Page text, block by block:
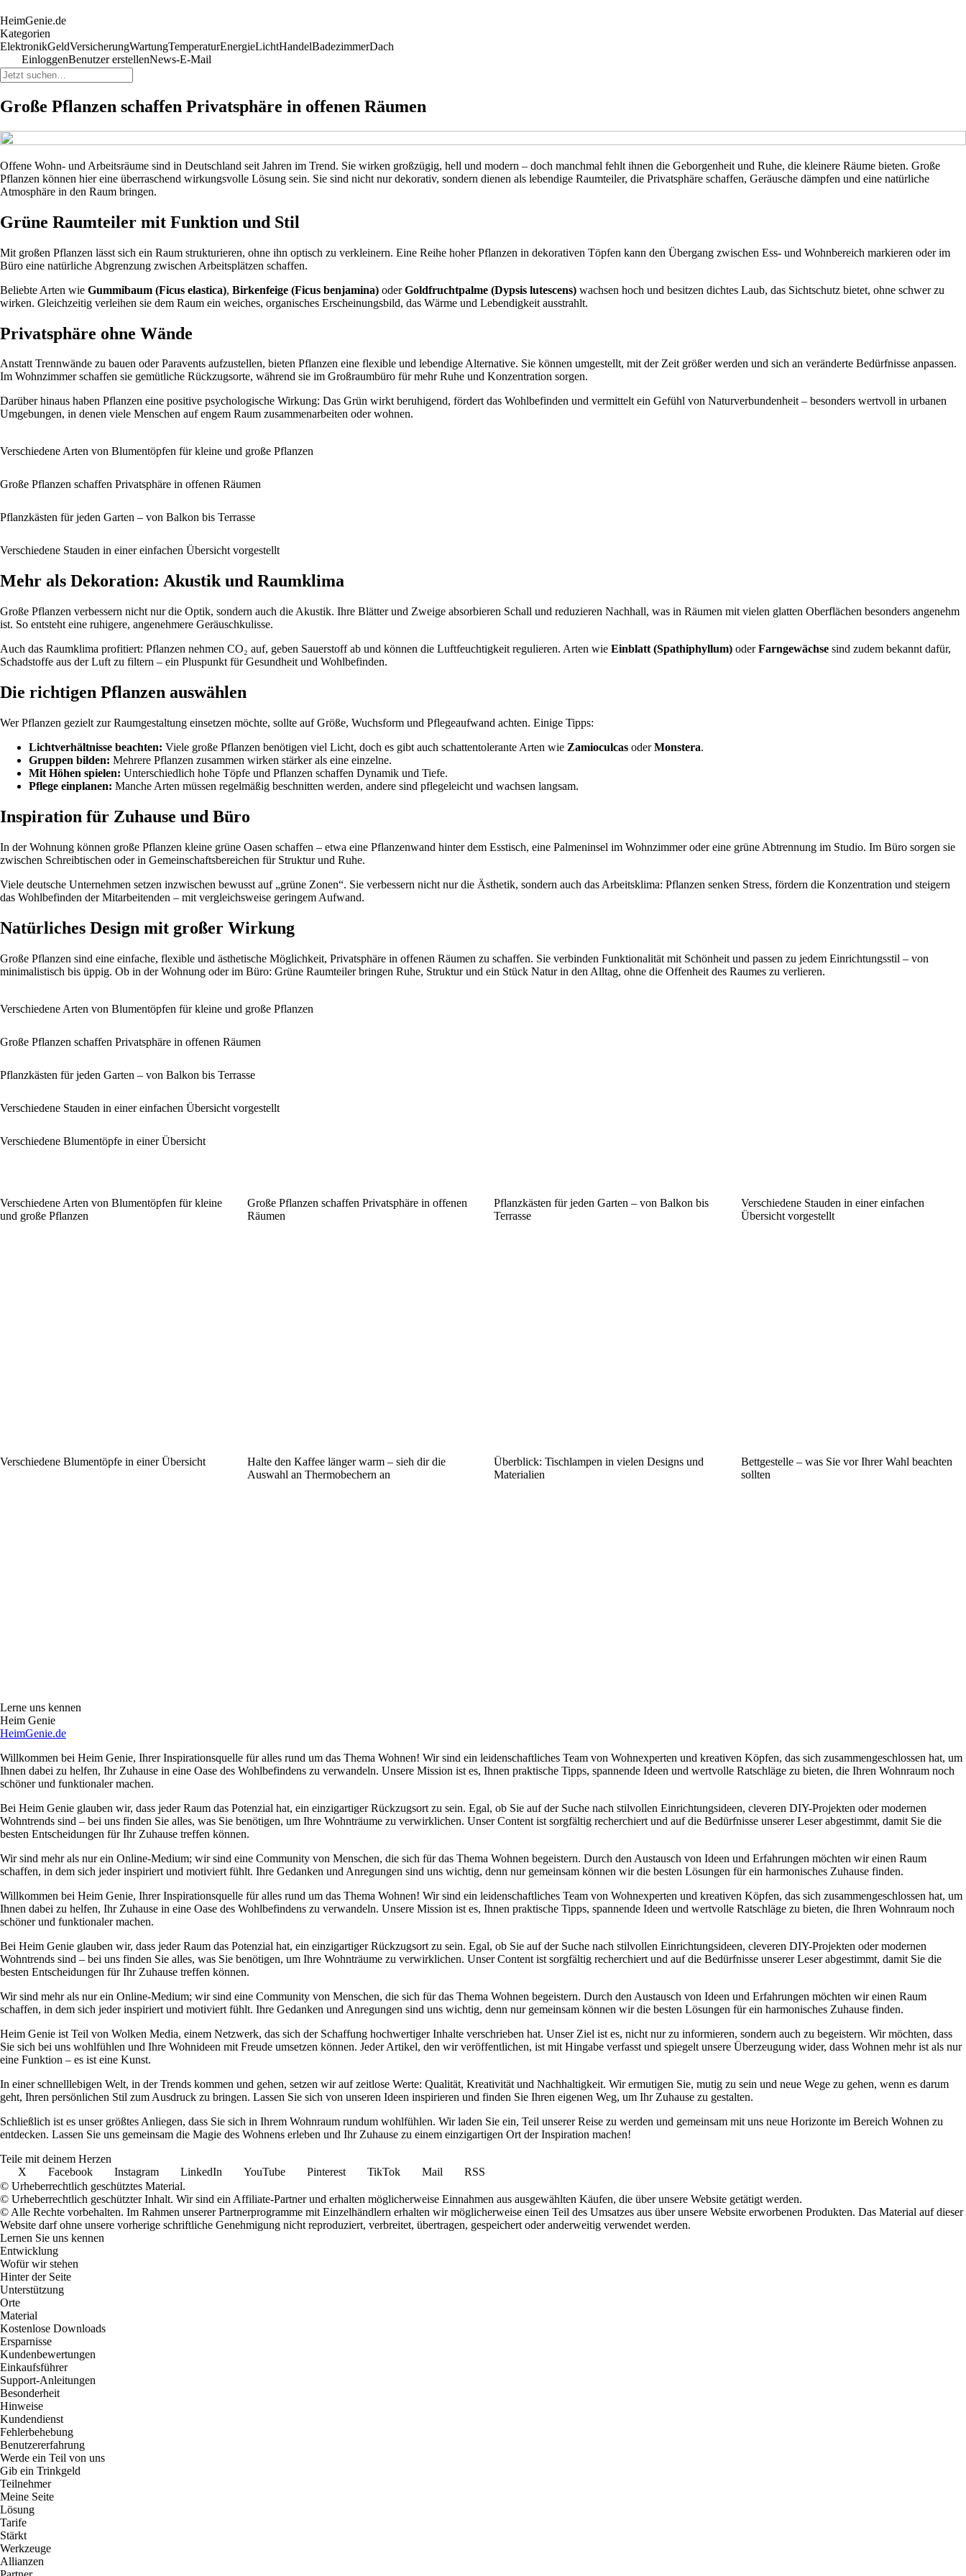
HeimGenie.de
Kategorien
ElektronikGeldVersicherungWartungTemperaturEnergieLichtHandelBadezimmerDach
EinloggenBenutzer erstellenNews-E-Mail
Große Pflanzen schaffen Privatsphäre in offenen Räumen
Offene Wohn- und Arbeitsräume sind in Deutschland seit Jahren im Trend. Sie wirken großzügig, hell und modern – doch manchmal fehlt ihnen die Geborgenheit und Ruhe, die kleinere Räume bieten. Große
Pflanzen können hier eine überraschend wirkungsvolle Lösung sein. Sie sind nicht nur dekorativ, sondern dienen als lebendige Raumteiler, die Privatsphäre schaffen, Geräusche dämpfen und eine natürliche
Atmosphäre in den Raum bringen.
Grüne Raumteiler mit Funktion und Stil
Mit großen Pflanzen lässt sich ein Raum strukturieren, ohne ihn optisch zu verkleinern. Eine Reihe hoher Pflanzen in dekorativen Töpfen kann den Übergang zwischen Ess- und Wohnbereich markieren oder im
Büro eine natürliche Abgrenzung zwischen Arbeitsplätzen schaffen.
Beliebte Arten wie Gummibaum (Ficus elastica), Birkenfeige (Ficus benjamina) oderGoldfruchtpalme (Dypsis lutescens) wachsen hoch und besitzen dichtes Laub, das Sichtschutz bietet, ohne schwer zu
wirken. Gleichzeitig verleihen sie dem Raum ein weiches, organisches Erscheinungsbild, das Wärme und Lebendigkeit ausstrahlt.
Privatsphäre ohne Wände
Anstatt Trennwände zu bauen oder Paravents aufzustellen, bieten Pflanzen eine flexible und lebendige Alternative. Sie können umgestellt, mit der Zeit größer werden und sich an veränderte Bedürfnisse anpassen.
Im Wohnzimmer schaffen sie gemütliche Rückzugsorte, während sie im Großraumbüro für mehr Ruhe und Konzentration sorgen.
Darüber hinaus haben Pflanzen eine positive psychologische Wirkung: Das Grün wirkt beruhigend, fördert das Wohlbefinden und vermittelt ein Gefühl von Naturverbundenheit – besonders wertvoll in urbanen
Umgebungen, in denen viele Menschen auf engem Raum zusammenarbeiten oder wohnen.
Verschiedene Arten von Blumentöpfen für kleine und große Pflanzen
Große Pflanzen schaffen Privatsphäre in offenen Räumen
Pflanzkästen für jeden Garten – von Balkon bis Terrasse
Verschiedene Stauden in einer einfachen Übersicht vorgestellt
Mehr als Dekoration: Akustik und Raumklima
Große Pflanzen verbessern nicht nur die Optik, sondern auch die Akustik. Ihre Blätter und Zweige absorbieren Schall und reduzieren Nachhall, was in Räumen mit vielen glatten Oberflächen besonders angenehm
ist. So entsteht eine ruhigere, angenehmere Geräuschkulisse.
Auch das Raumklima profitiert: Pflanzen nehmen CO₂ auf, geben Sauerstoff ab und können die Luftfeuchtigkeit regulieren. Arten wie Einblatt (Spathiphyllum) oderFarngewächse sind zudem bekannt dafür,
Schadstoffe aus der Luft zu filtern – ein Pluspunkt für Gesundheit und Wohlbefinden.
Die richtigen Pflanzen auswählen
Wer Pflanzen gezielt zur Raumgestaltung einsetzen möchte, sollte auf Größe, Wuchsform und Pflegeaufwand achten. Einige Tipps:
Lichtverhältnisse beachten: Viele große Pflanzen benötigen viel Licht, doch es gibt auch schattentolerante Arten wie Zamioculcas oderMonstera.
Gruppen bilden: Mehrere Pflanzen zusammen wirken stärker als eine einzelne.
Mit Höhen spielen: Unterschiedlich hohe Töpfe und Pflanzen schaffen Dynamik und Tiefe.
Pflege einplanen: Manche Arten müssen regelmäßig beschnitten werden, andere sind pflegeleicht und wachsen langsam.
Inspiration für Zuhause und Büro
In der Wohnung können große Pflanzen kleine grüne Oasen schaffen – etwa eine Pflanzenwand hinter dem Esstisch, eine Palmeninsel im Wohnzimmer oder eine grüne Abtrennung im Studio. Im Büro sorgen sie
zwischen Schreibtischen oder in Gemeinschaftsbereichen für Struktur und Ruhe.
Viele deutsche Unternehmen setzen inzwischen bewusst auf „grüne Zonen“. Sie verbessern nicht nur die Ästhetik, sondern auch das Arbeitsklima: Pflanzen senken Stress, fördern die Konzentration und steigern
das Wohlbefinden der Mitarbeitenden – mit vergleichsweise geringem Aufwand.
Natürliches Design mit großer Wirkung
Große Pflanzen sind eine einfache, flexible und ästhetische Möglichkeit, Privatsphäre in offenen Räumen zu schaffen. Sie verbinden Funktionalität mit Schönheit und passen zu jedem Einrichtungsstil – von
minimalistisch bis üppig. Ob in der Wohnung oder im Büro: Grüne Raumteiler bringen Ruhe, Struktur und ein Stück Natur in den Alltag, ohne die Offenheit des Raumes zu verlieren.
Verschiedene Arten von Blumentöpfen für kleine und große Pflanzen
Große Pflanzen schaffen Privatsphäre in offenen Räumen
Pflanzkästen für jeden Garten – von Balkon bis Terrasse
Verschiedene Stauden in einer einfachen Übersicht vorgestellt
Verschiedene Blumentöpfe in einer Übersicht
Verschiedene Arten von Blumentöpfen für kleine
und große Pflanzen
Große Pflanzen schaffen Privatsphäre in offenen
Räumen
Pflanzkästen für jeden Garten – von Balkon bis
Terrasse
Verschiedene Stauden in einer einfachen
Übersicht vorgestellt
Verschiedene Blumentöpfe in einer Übersicht
Halte den Kaffee länger warm – sieh dir die
Auswahl an Thermobechern an
Überblick: Tischlampen in vielen Designs und
Materialien
Bettgestelle – was Sie vor Ihrer Wahl beachten
sollten
Lerne uns kennen
Heim Genie
HeimGenie.de
Willkommen bei Heim Genie, Ihrer Inspirationsquelle für alles rund um das Thema Wohnen! Wir sind ein leidenschaftliches Team von Wohnexperten und kreativen Köpfen, das sich zusammengeschlossen hat, um
Ihnen dabei zu helfen, Ihr Zuhause in eine Oase des Wohlbefindens zu verwandeln. Unsere Mission ist es, Ihnen praktische Tipps, spannende Ideen und wertvolle Ratschläge zu bieten, die Ihren Wohnraum noch
schöner und funktionaler machen.
Bei Heim Genie glauben wir, dass jeder Raum das Potenzial hat, ein einzigartiger Rückzugsort zu sein. Egal, ob Sie auf der Suche nach stilvollen Einrichtungsideen, cleveren DIY-Projekten oder modernen
Wohntrends sind – bei uns finden Sie alles, was Sie benötigen, um Ihre Wohnträume zu verwirklichen. Unser Content ist sorgfältig recherchiert und auf die Bedürfnisse unserer Leser abgestimmt, damit Sie die
besten Entscheidungen für Ihr Zuhause treffen können.
Wir sind mehr als nur ein Online-Medium; wir sind eine Community von Menschen, die sich für das Thema Wohnen begeistern. Durch den Austausch von Ideen und Erfahrungen möchten wir einen Raum
schaffen, in dem sich jeder inspiriert und motiviert fühlt. Ihre Gedanken und Anregungen sind uns wichtig, denn nur gemeinsam können wir die besten Lösungen für ein harmonisches Zuhause finden.
Willkommen bei Heim Genie, Ihrer Inspirationsquelle für alles rund um das Thema Wohnen! Wir sind ein leidenschaftliches Team von Wohnexperten und kreativen Köpfen, das sich zusammengeschlossen hat, um
Ihnen dabei zu helfen, Ihr Zuhause in eine Oase des Wohlbefindens zu verwandeln. Unsere Mission ist es, Ihnen praktische Tipps, spannende Ideen und wertvolle Ratschläge zu bieten, die Ihren Wohnraum noch
schöner und funktionaler machen.
Bei Heim Genie glauben wir, dass jeder Raum das Potenzial hat, ein einzigartiger Rückzugsort zu sein. Egal, ob Sie auf der Suche nach stilvollen Einrichtungsideen, cleveren DIY-Projekten oder modernen
Wohntrends sind – bei uns finden Sie alles, was Sie benötigen, um Ihre Wohnträume zu verwirklichen. Unser Content ist sorgfältig recherchiert und auf die Bedürfnisse unserer Leser abgestimmt, damit Sie die
besten Entscheidungen für Ihr Zuhause treffen können.
Wir sind mehr als nur ein Online-Medium; wir sind eine Community von Menschen, die sich für das Thema Wohnen begeistern. Durch den Austausch von Ideen und Erfahrungen möchten wir einen Raum
schaffen, in dem sich jeder inspiriert und motiviert fühlt. Ihre Gedanken und Anregungen sind uns wichtig, denn nur gemeinsam können wir die besten Lösungen für ein harmonisches Zuhause finden.
Heim Genie ist Teil von Wolken Media, einem Netzwerk, das sich der Schaffung hochwertiger Inhalte verschrieben hat. Unser Ziel ist es, nicht nur zu informieren, sondern auch zu begeistern. Wir möchten, dass
Sie sich bei uns wohlfühlen und Ihre Wohnideen mit Freude umsetzen können. Jeder Artikel, den wir veröffentlichen, ist mit Hingabe verfasst und spiegelt unsere Überzeugung wider, dass Wohnen mehr ist als nur
eine Funktion – es ist eine Kunst.
In einer schnelllebigen Welt, in der Trends kommen und gehen, setzen wir auf zeitlose Werte: Qualität, Kreativität und Nachhaltigkeit. Wir ermutigen Sie, mutig zu sein und neue Wege zu gehen, wenn es darum
geht, Ihren persönlichen Stil zum Ausdruck zu bringen. Lassen Sie sich von unseren Ideen inspirieren und finden Sie Ihren eigenen Weg, um Ihr Zuhause zu gestalten.
Schließlich ist es unser größtes Anliegen, dass Sie sich in Ihrem Wohnraum rundum wohlfühlen. Wir laden Sie ein, Teil unserer Reise zu werden und gemeinsam mit uns neue Horizonte im Bereich Wohnen zu
entdecken. Lassen Sie uns gemeinsam die Magie des Wohnens erleben und Ihr Zuhause zu einem einzigartigen Ort der Inspiration machen!
Teile mit deinem Herzen
X
Facebook Instagram LinkedIn YouTube Pinterest TikTok Mail
RSS
© Urheberrechtlich geschütztes Material.
© Urheberrechtlich geschützter Inhalt. Wir sind ein Affiliate-Partner und erhalten möglicherweise Einnahmen aus ausgewählten Käufen, die über unsere Website getätigt werden.
© Alle Rechte vorbehalten. Im Rahmen unserer Partnerprogramme mit Einzelhändlern erhalten wir möglicherweise einen Teil des Umsatzes aus über unsere Website erworbenen Produkten. Das Material auf dieser
Website darf ohne unsere vorherige schriftliche Genehmigung nicht reproduziert, verbreitet, übertragen, gespeichert oder anderweitig verwendet werden.
Lernen Sie uns kennen
Entwicklung
Wofür wir stehen
Hinter der Seite
Unterstützung
Orte
Material
Kostenlose Downloads
Ersparnisse
Kundenbewertungen
Einkaufsführer
Support-Anleitungen
Besonderheit
Hinweise
Kundendienst
Fehlerbehebung
Benutzererfahrung
Werde ein Teil von uns
Gib ein Trinkgeld
Teilnehmer
Meine Seite
Lösung
Tarife
Stärkt
Werkzeuge
Allianzen